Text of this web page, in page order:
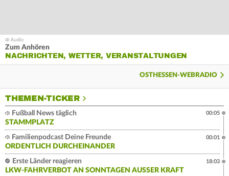
Zum Anhören
NACHRICHTEN, WETTER, VERANSTALTUNGEN
OSTHESSEN-WEBRADIO
THEMEN-TICKER
Fußball News täglich
STAMMPLATZ
00:05
Familienpodcast Deine Freunde
ORDENTLICH DURCHEINANDER
00:01
Erste Länder reagieren
LKW-FAHRVERBOT AN SONNTAGEN AUSSER KRAFT
18:03